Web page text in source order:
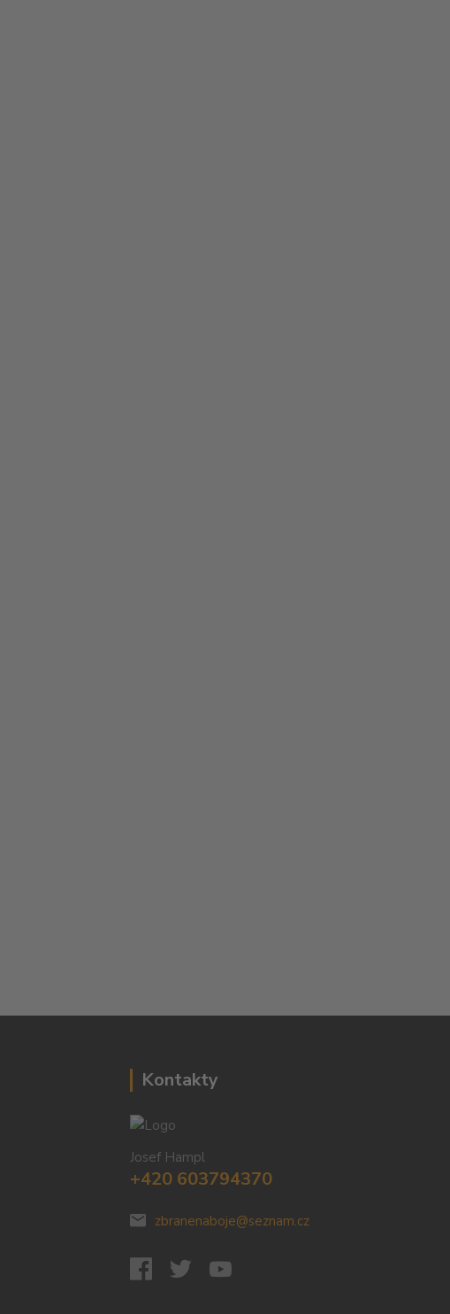
Kontakty
Josef Hampl
+420 603794370
zbranenaboje@seznam.cz